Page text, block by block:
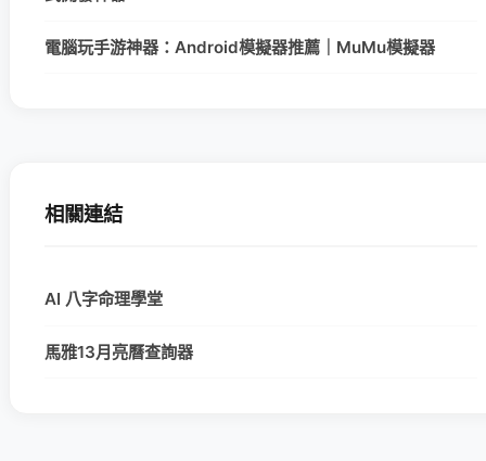
電腦玩手游神器：Android模擬器推薦｜MuMu模擬器
相關連結
AI 八字命理學堂
馬雅13月亮曆查詢器